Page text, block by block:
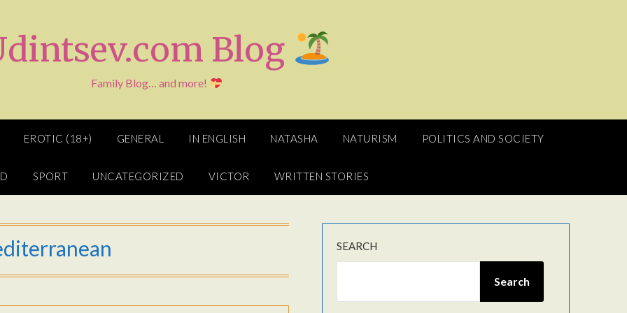
Blog
Family Blog… and more!
EROTIC (18+) GENERAL IN ENGLISH NATASHA NATURISM POLITICS AND SOCIETY
SPORT UNCATEGORIZED VICTOR WRITTEN STORIES
SEARCH
Search